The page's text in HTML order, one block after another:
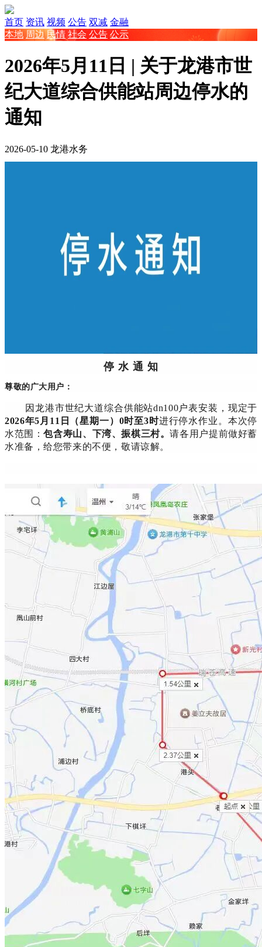
首页 资讯 视频 公告 双减 金融
本地 周边 民情 社会 公告 公示
2026年5月11日 | 关于龙港市世
纪大道综合供能站周边停水的
通知
2026-05-10 龙港水务
停 水 通 知
尊敬的广大用户：
因 龙港市世纪大道综合供能站dn100户表安装，现定于
2026年5月11日（星期一）0时至3时进行停水作业 。 本次停
水范围：包含寿山、下湾、振棋三村。请各用户提前做好蓄
水准备，给您带来的不便，敬请谅解。